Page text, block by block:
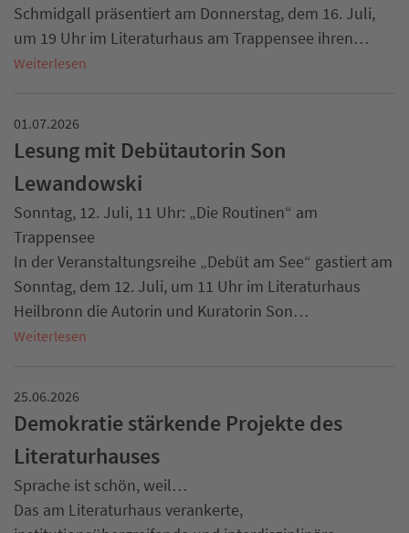
Schmidgall präsentiert am Donnerstag, dem 16. Juli,
um 19 Uhr im Literaturhaus am Trappensee ihren…
Weiterlesen
01.07.2026
Lesung mit Debütautorin Son
Lewandowski
Sonntag, 12. Juli, 11 Uhr: „Die Routinen“ am
Trappensee
In der Veranstaltungsreihe „Debüt am See“ gastiert am
Sonntag, dem 12. Juli, um 11 Uhr im Literaturhaus
Heilbronn die Autorin und Kuratorin Son…
Weiterlesen
25.06.2026
Demokratie stärkende Projekte des
Literaturhauses
Sprache ist schön, weil…
Das am Literaturhaus verankerte,